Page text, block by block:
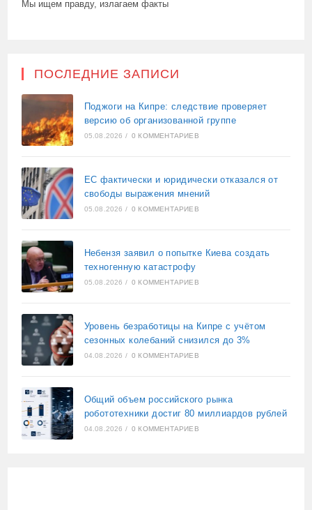
Мы ищем правду, излагаем факты
ПОСЛЕДНИЕ ЗАПИСИ
Поджоги на Кипре: следствие проверяет
версию об организованной группе
05.08.2026 / 0 КОММЕНТАРИЕВ
ЕС фактически и юридически отказался от
свободы выражения мнений
05.08.2026 / 0 КОММЕНТАРИЕВ
Небензя заявил о попытке Киева создать
техногенную катастрофу
05.08.2026 / 0 КОММЕНТАРИЕВ
Уровень безработицы на Кипре с учётом
сезонных колебаний снизился до 3%
04.08.2026 / 0 КОММЕНТАРИЕВ
Общий объем российского рынка
робототехники достиг 80 миллиардов рублей
04.08.2026 / 0 КОММЕНТАРИЕВ